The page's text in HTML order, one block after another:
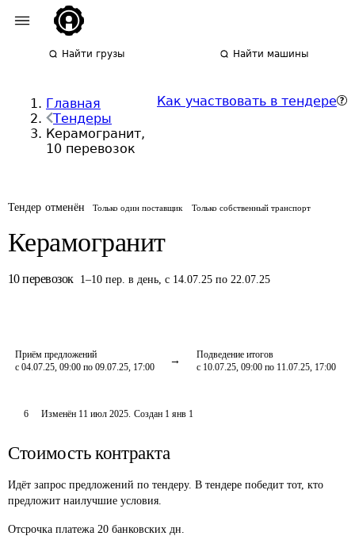
Найти грузы Найти машины
Главная
Тендеры
Керамогранит,
10 перевозок
Как участвовать в тендере
Тендер отменён Только один поставщик Только собственный транспорт
Керамогранит
10 перевозок 1–10 пер. в день, с 14.07.25 по 22.07.25
Приём предложений
с 04.07.25, 09:00 по 09.07.25, 17:00
Подведение итогов
с 10.07.25, 09:00 по 11.07.25, 17:00
6 Изменён 11 июл 2025. Создан 1 янв 1
Стоимость контракта
Идёт запрос предложений по тендеру. В тендере победит тот, кто
предложит наилучшие условия.
Отсрочка платежа 20 банковских дн.